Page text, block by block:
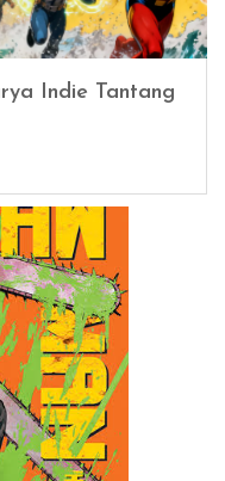
Indie Tantang